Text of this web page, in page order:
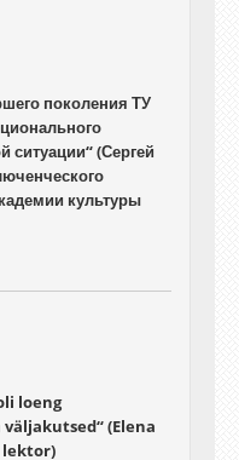
поколения ТУ
ситуации“ (Сергей
культуры
loeng
(Elena
lektor)